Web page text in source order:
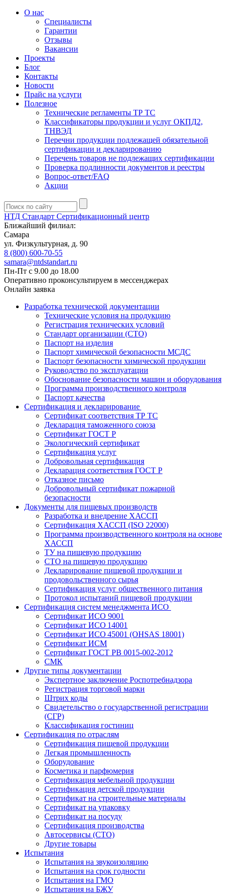
О нас
Специалисты
Гарантии
Отзывы
Вакансии
Проекты
Блог
Контакты
Новости
Прайс на услуги
Полезное
Технические регламенты ТР ТС
Классификаторы продукции и услуг ОКПД2,
ТНВЭД
Перечни продукции подлежащей обязательной
сертификации и декларированию
Перечень товаров не подлежащих сертификации
Проверка подлинности документов и реестры
Вопрос-ответ/FAQ
Акции
НТД Стандарт Сертификационный центр
Ближайший филиал:
Самара
ул. Физкультурная, д. 90
8 (800) 600-70-55
samara@ntdstandart.ru
Пн-Пт с 9.00 до 18.00
Оперативно проконсультируем в мессенджерах
Онлайн заявка
Разработка технической документации
Технические условия на продукцию
Регистрация технических условий
Стандарт организации (СТО)
Паспорт на изделия
Паспорт химической безопасности МСДС
Паспорт безопасности химической продукции
Руководство по эксплуатации
Обоснование безопасности машин и оборудования
Программа производственного контроля
Паспорт качества
Сертификация и декларирование
Сертификат соответствия ТР ТС
Декларация таможенного союза
Сертификат ГОСТ Р
Экологический сертификат
Сертификация услуг
Добровольная сертификация
Декларация соответствия ГОСТ Р
Отказное письмо
Добровольный сертификат пожарной
безопасности
Документы для пищевых производств
Разработка и внедрение ХАССП
Сертификация ХАССП (ISO 22000)
Программа производственного контроля на основе
ХАССП
ТУ на пищевую продукцию
СТО на пищевую продукцию
Декларирование пищевой продукции и
продовольственного сырья
Сертификация услуг общественного питания
Протокол испытаний пищевой продукции
Сертификация систем менеджмента ИСО
Сертификат ИСО 9001
Сертификат ИСО 14001
Сертификат ИСО 45001 (OHSAS 18001)
Сертификат ИСМ
Сертификат ГОСТ РВ 0015-002-2012
СМК
Другие типы документации
Экспертное заключение Роспотребнадзора
Регистрация торговой марки
Штрих коды
Свидетельство о государственной регистрации
(СГР)
Классификация гостиниц
Сертификация по отраслям
Сертификация пищевой продукции
Легкая промышленность
Оборудование
Косметика и парфюмерия
Сертификация мебельной продукции
Сертификация детской продукции
Сертификат на строительные материалы
Сертификат на упаковку
Сертификат на посуду
Сертификация производства
Автосервисы (СТО)
Другие товары
Испытания
Испытания на звукоизоляцию
Испытания на срок годности
Испытания на ГМО
Испытания на БЖУ